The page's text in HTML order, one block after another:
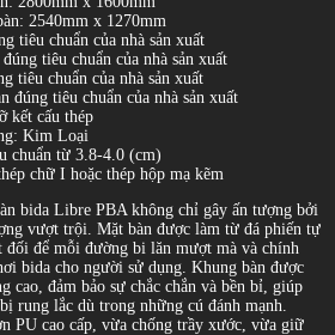
2540mm x 1270mm
tiêu chuẩn của nhà sản xuất
tiêu chuẩn của nhà sản xuất
tiêu chuẩn của nhà sản xuất
đúng tiêu chuẩn của nhà sản xuất
kết cấu thép
Kim Loại
chuẩn từ 3.8-4.0 (cm)
chữ I hoặc thép hộp mạ kẽm
bida Libre PBA không chỉ gây ấn tượng bởi
vượt trội. Mặt bàn được làm từ đá phiến tự
đối để mỗi đường bi lăn mượt mà và chính
bida cho người sử dụng. Khung bàn được
cao, đảm bảo sự chắc chắn và bền bỉ, giúp
rung lắc dù trong những cú đánh mạnh.
PU cao cấp, vừa chống trầy xước, vừa giữ